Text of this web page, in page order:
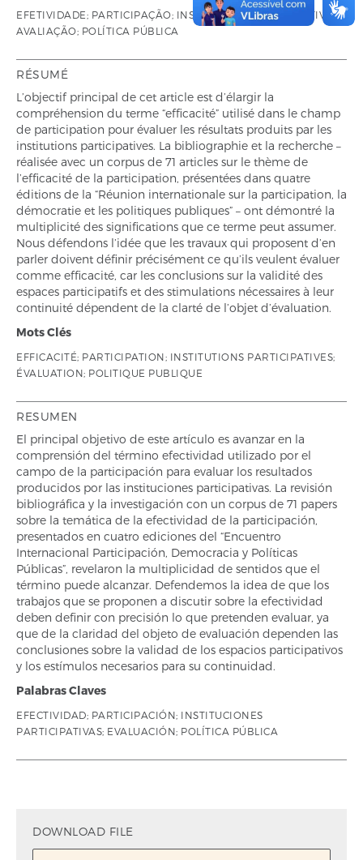
EFETIVIDADE; PARTICIPAÇÃO; INSTITUIÇÕES PARTICIPATIVAS;
AVALIAÇÃO; POLÍTICA PÚBLICA
RÉSUMÉ
L’objectif principal de cet article est d’élargir la
compréhension du terme “efficacité” utilisé dans le champ
de participation pour évaluer les résultats produits par les
institutions participatives. La bibliographie et la recherche –
réalisée avec un corpus de 71 articles sur le thème de
l’efficacité de la participation, présentées dans quatre
éditions de la “Réunion internationale sur la participation, la
démocratie et les politiques publiques” – ont démontré la
multiplicité des significations que ce terme peut assumer.
Nous défendons l’idée que les travaux qui proposent d’en
parler doivent définir précisément ce qu’ils veulent évaluer
comme efficacité, car les conclusions sur la validité des
espaces participatifs et des stimulations nécessaires à leur
continuité dépendent de la clarté de l’objet d’évaluation.
Mots Clés
EFFICACITÉ; PARTICIPATION; INSTITUTIONS PARTICIPATIVES;
ÉVALUATION; POLITIQUE PUBLIQUE
RESUMEN
El principal objetivo de este artículo es avanzar en la
comprensión del término efectividad utilizado por el
campo de la participación para evaluar los resultados
producidos por las instituciones participativas. La revisión
bibliográfica y la investigación con un corpus de 71 papers
sobre la temática de la efectividad de la participación,
presentados en cuatro ediciones del “Encuentro
Internacional Participación, Democracia y Políticas
Públicas”, revelaron la multiplicidad de sentidos que el
término puede alcanzar. Defendemos la idea de que los
trabajos que se proponen a discutir sobre la efectividad
deben definir con precisión lo que pretenden evaluar, ya
que de la claridad del objeto de evaluación dependen las
conclusiones sobre la validad de los espacios participativos
y los estímulos necesarios para su continuidad.
Palabras Claves
EFECTIVIDAD; PARTICIPACIÓN; INSTITUCIONES
PARTICIPATIVAS; EVALUACIÓN; POLÍTICA PÚBLICA
DOWNLOAD FILE